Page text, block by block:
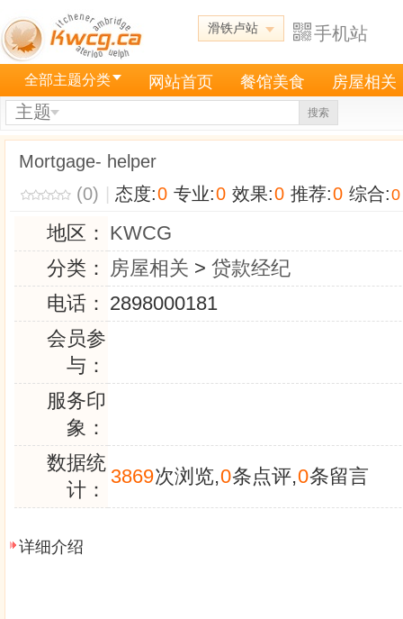
滑铁卢站 手机站
全部主题分类 网站首页 餐馆美食 房屋相关
主题 搜索
Mortgage- helper
(0)
态度:0 专业:0 效果:0 推荐:0 综合:0
地区： KWCG
分类： 房屋相关 > 贷款经纪
电话： 2898000181
会员参
与：
服务印
象：
数据统
计：
3869次浏览,0条点评,0条留言
详细介绍